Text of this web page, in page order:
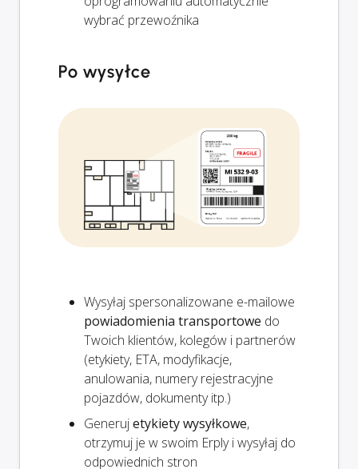
wybrać przewoźnika
Po wysyłce
Wysyłaj spersonalizowane e-mailowe
powiadomienia transportowe do
Twoich klientów, kolegów i partnerów
(etykiety, ETA, modyfikacje,
anulowania, numery rejestracyjne
pojazdów, dokumenty itp.)
Generujetykiety wysyłkowe,
otrzymuj je w swoim Erply i wysyłaj do
odpowiednich stron